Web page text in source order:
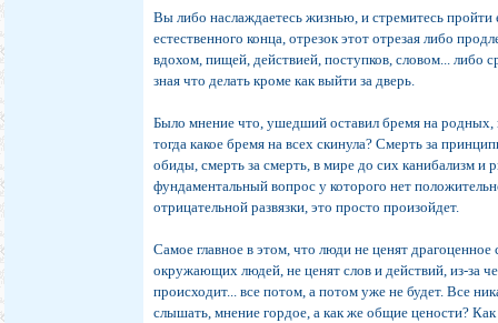
Вы либо наслаждаетесь жизнью, и стремитесь пройти
естественного конца, отрезок этот отрезая либо
вдохом, пищей, действией, поступков, словом... либо
зная что делать кроме как выйти за дверь.
Было мнение что, ушедший оставил бремя на родных,
тогда какое бремя на всех скинула? Смерть за
обиды, смерть за смерть, в мире до сих канибализм и
фундаментальный вопрос у которого нет
отрицательной развязки, это просто произойдет.
Самое главное в этом, что люди не ценят драгоценное
окружающих людей, не ценят слов и действий, из-за
происходит... все потом, а потом уже не будет. Все
слышать, мнение гордое, а как же общие цености? Как